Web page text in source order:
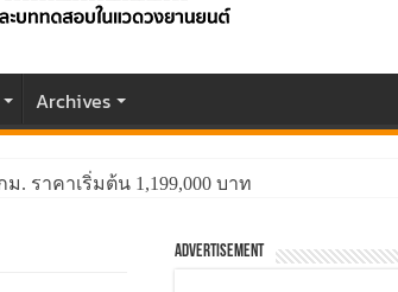
Archives
ม. ราคาเริ่มต้น 1,199,000 บาท
Advertisement